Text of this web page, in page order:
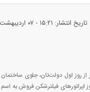
تاریخ انتشار: ۱۵:۲۱ - ۰۷ ارديبهشت ۱۴۰۵
روز اول دولت‌تان، جلوی ساختمان
اپراتورهای فیلترشکن فروش به اسم